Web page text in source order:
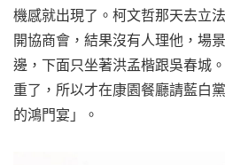
機感就出現了。柯文哲那天去立
開協商會，結果沒有人理他，場
邊，下面只坐著洪孟楷跟吳春城
重了，所以才在康園餐廳請藍白
的鴻門宴」。